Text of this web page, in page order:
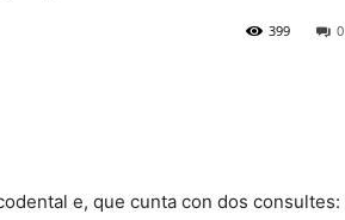
0
399
e, que cunta con dos consultes: